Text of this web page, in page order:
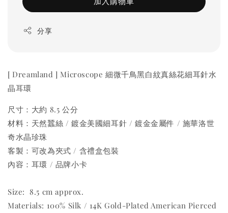
分享
[ Dreamland ] Microscope 細微千鳥黑白紋真絲花細耳針水
晶耳環
尺寸：大約 8.5 公分
材料：天然蠶絲 / 鍍金美國細耳針 / 鍍金金屬件 / 施華洛世
奇水晶珍珠
客製：可改為夾式 / 含禮盒包裝
內容：耳環 / 品牌小卡
Size: 8.5 cm approx.
Materials: 100% Silk / 14K Gold-Plated American Pierced